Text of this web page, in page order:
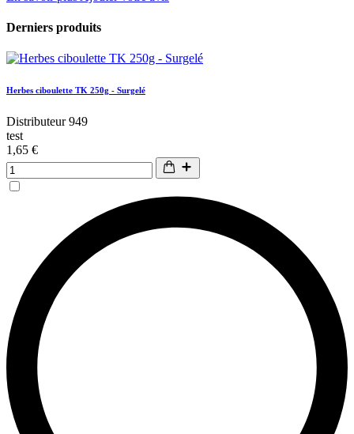
Derniers produits
Herbes ciboulette TK 250g - Surgelé
Distributeur 949
test
1,65 €